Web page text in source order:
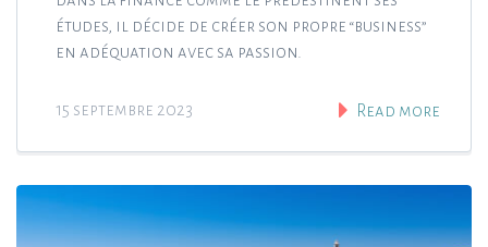
études, il décide de créer son propre “business”
en adéquation avec sa passion.
15 septembre 2023 Read more